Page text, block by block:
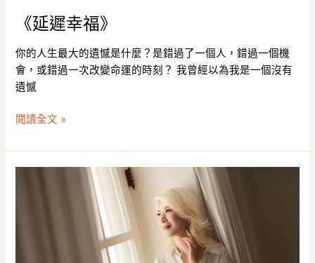
《延遲幸福》
你的人生最大的遺憾是什麼？是錯過了一個人，錯過一個機
會，或錯過一次改變命運的時刻？ 我曾經以為我是一個沒有
遺憾
閱讀全文 »